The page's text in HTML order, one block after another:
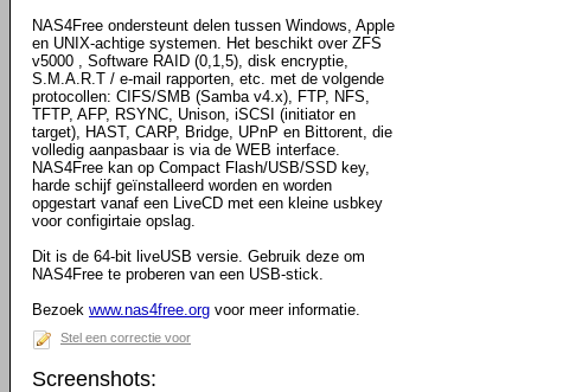
NAS4Free ondersteunt delen tussen Windows, Apple
en UNIX-achtige systemen. Het beschikt over ZFS
v5000 , Software RAID (0,1,5), disk encryptie,
S.M.A.R.T / e-mail rapporten, etc. met de volgende
protocollen: CIFS/SMB (Samba v4.x), FTP, NFS,
TFTP, AFP, RSYNC, Unison, iSCSI (initiator en
target), HAST, CARP, Bridge, UPnP en Bittorent, die
volledig aanpasbaar is via de WEB interface.
NAS4Free kan op Compact Flash/USB/SSD key,
harde schijf geïnstalleerd worden en worden
opgestart vanaf een LiveCD met een kleine usbkey
voor configirtaie opslag.
Dit is de 64-bit liveUSB versie. Gebruik deze om
NAS4Free te proberen van een USB-stick.
Bezoek www.nas4free.org voor meer informatie.
Stel een correctie voor
Screenshots: